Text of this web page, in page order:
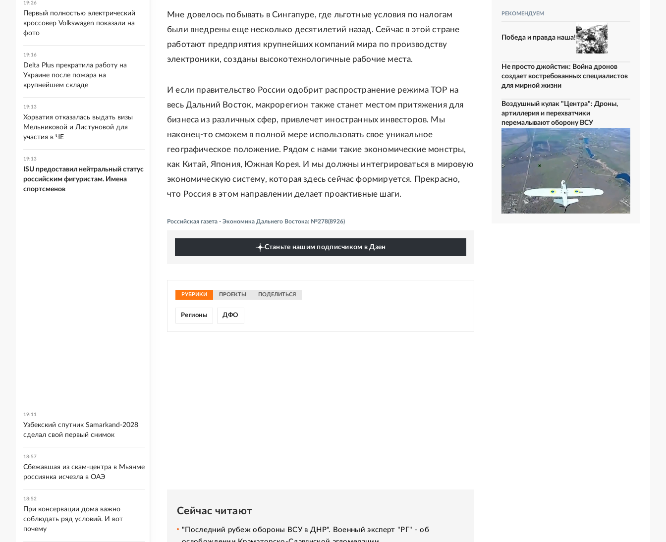
Мне довелось побывать в Сингапуре, где льготные условия по налогам
были внедрены еще несколько десятилетий назад. Сейчас в этой стране
работают предприятия крупнейших компаний мира по производству
электроники, созданы высокотехнологичные рабочие места.
И если правительство России одобрит распространение режима ТОР на
весь Дальний Восток, макрорегион также станет местом притяжения для
бизнеса из различных сфер, привлечет иностранных инвесторов. Мы
наконец-то сможем в полной мере использовать свое уникальное
географическое положение. Рядом с нами такие экономические монстры,
как Китай, Япония, Южная Корея. И мы должны интегрироваться в мировую
экономическую систему, которая здесь сейчас формируется. Прекрасно,
что Россия в этом направлении делает проактивные шаги.
Российская газета - Экономика Дальнего Востока: №278(8926)
Станьте нашим подписчиком в Дзен
РУБРИКИ ПРОЕКТЫ ПОДЕЛИТЬСЯ
Регионы ДФО
Сейчас читают
"Последний рубеж обороны ВСУ в ДНР". Военный эксперт "РГ" - об
РЕКОМЕНДУЕМ
Победа и правда наша!
Не просто джойстик: Война дронов
создает востребованных специалистов
для мирной жизни
Воздушный кулак "Центра": Дроны,
артиллерия и перехватчики
перемалывают оборону ВСУ
19:26
Первый полностью электрический
кроссовер Volkswagen показали на
фото
19:16
Delta Plus прекратила работу на
Украине после пожара на
крупнейшем складе
19:13
Хорватия отказалась выдать визы
Мельниковой и Листуновой для
участия в ЧЕ
19:13
ISU предоставил нейтральный статус
российским фигуристам. Имена
спортсменов
19:11
Узбекский спутник Samarkand-2028
сделал свой первый снимок
18:57
Сбежавшая из скам-центра в Мьянме
россиянка исчезла в ОАЭ
18:52
При консервации дома важно
соблюдать ряд условий. И вот
почему